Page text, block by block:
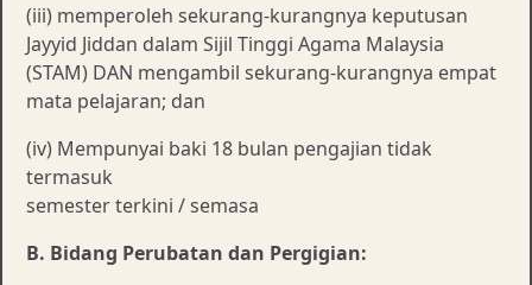
(iii) memperoleh sekurang-kurangnya keputusan
Jayyid Jiddan dalam Sijil Tinggi Agama Malaysia
(STAM) DAN mengambil sekurang-kurangnya empat
mata pelajaran; dan
(iv) Mempunyai baki 18 bulan pengajian tidak
termasuk
semester terkini / semasa
B. Bidang Perubatan dan Pergigian: